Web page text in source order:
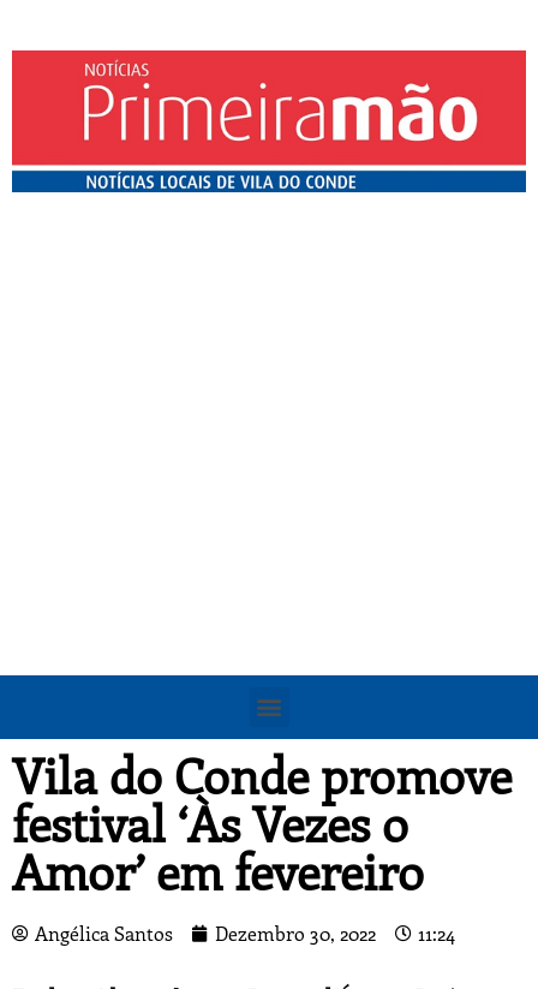
Vila do Conde promove
festival ‘Às Vezes o
Amor’ em fevereiro
Angélica Santos Dezembro 30, 2022 11:24